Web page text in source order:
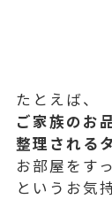
たとえば、
ご家族のお
整理される
お部屋をす
というお気